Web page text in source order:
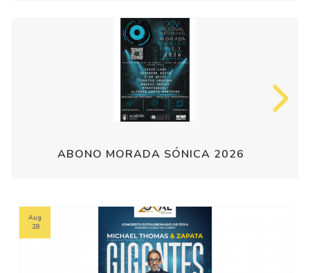
ABONO MORADA SÓNICA 2026
Aug
28